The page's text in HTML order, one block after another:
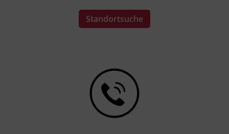
Ausbildungen,
oder Matura oder höherwertige
Lehrabschlussprüfung
gleichwertige Berufserfahrung im
Umfang von 4 Jahren auf Basis
einer Beschäftigung von
mindestens 20 Wochenstunden
Standortsuche